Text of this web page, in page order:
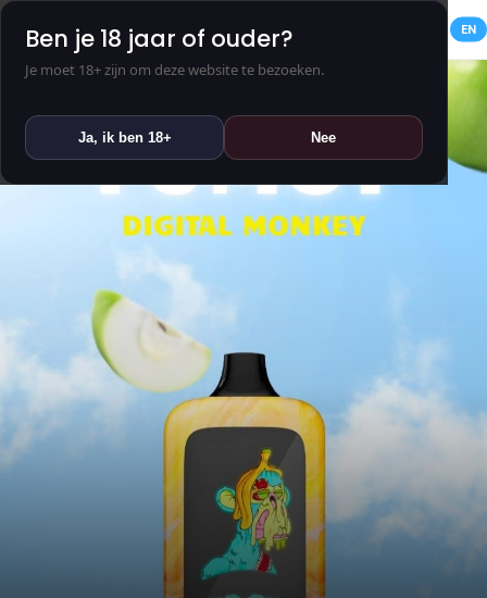
Ben je 18 jaar of ouder?
Je moet 18+ zijn om deze website te bezoeken.
Ja, ik ben 18+ Nee
EN